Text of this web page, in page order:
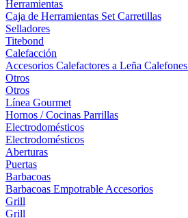
Herramientas
Caja de Herramientas Set Carretillas
Selladores
Titebond
Calefacción
Accesorios Calefactores a Leña Calefones
Otros
Otros
Línea Gourmet
Hornos / Cocinas Parrillas
Electrodomésticos
Electrodomésticos
Aberturas
Puertas
Barbacoas
Barbacoas Empotrable Accesorios
Grill
Grill